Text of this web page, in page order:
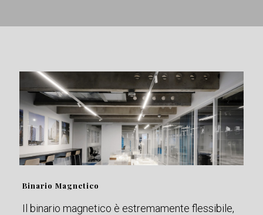
Binario Magnetico
Il binario magnetico è estremamente flessibile,